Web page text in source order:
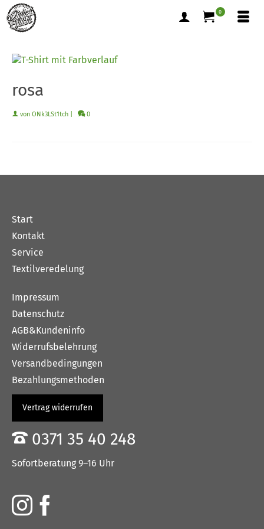
0
rosa
von ONk3LSt1tch 0
Start
Kontakt
Service
Textilveredelung
Impressum
Datenschutz
AGB&Kundeninfo
Widerrufsbelehrung
Versandbedingungen
Bezahlungsmethoden
Vertrag widerrufen
0371 35 40 248
Sofortberatung 9–16 Uhr